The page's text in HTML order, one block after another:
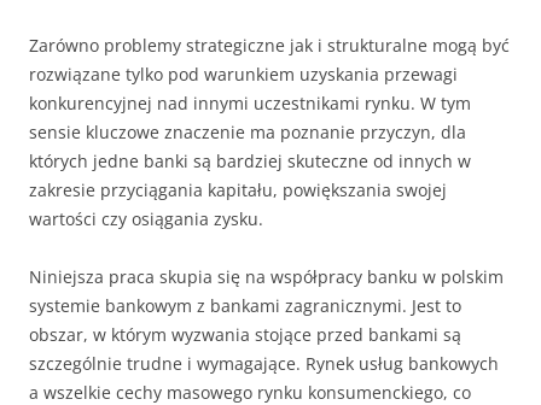
Zarówno problemy strategiczne jak i strukturalne mogą być
rozwiązane tylko pod warunkiem uzyskania przewagi
konkurencyjnej nad innymi uczestnikami rynku. W tym
sensie kluczowe znaczenie ma poznanie przyczyn, dla
których jedne banki są bardziej skuteczne od innych w
zakresie przyciągania kapitału, powiększania swojej
wartości czy osiągania zysku.
Niniejsza praca skupia się na współpracy banku w polskim
systemie bankowym z bankami zagranicznymi. Jest to
obszar, w którym wyzwania stojące przed bankami są
szczególnie trudne i wymagające. Rynek usług bankowych
a wszelkie cechy masowego rynku konsumenckiego, co